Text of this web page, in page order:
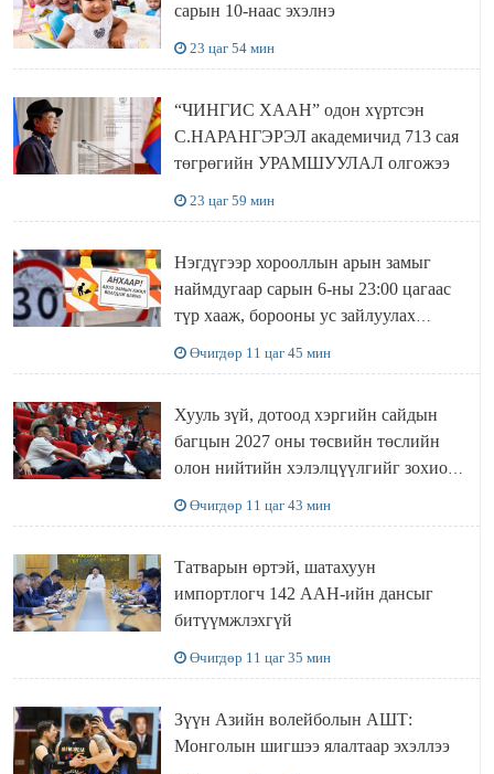
сарын 10-наас эхэлнэ
23 цаг 54 мин
“ЧИНГИС ХААН” одон хүртсэн
С.НАРАНГЭРЭЛ академичид 713 сая
төгрөгийн УРАМШУУЛАЛ олгожээ
23 цаг 59 мин
Нэгдүгээр хорооллын арын замыг
наймдугаар сарын 6-ны 23:00 цагаас
түр хааж, борооны ус зайлуулах
Өчигдөр 11 цаг 45 мин
Хууль зүй, дотоод хэргийн сайдын
багцын 2027 оны төсвийн төслийн
олон нийтийн хэлэлцүүлгийг зохион
Өчигдөр 11 цаг 43 мин
Татварын өртэй, шатахуун
импортлогч 142 ААН-ийн дансыг
битүүмжлэхгүй
Өчигдөр 11 цаг 35 мин
Зүүн Азийн волейболын АШТ:
Монголын шигшээ ялалтаар эхэллээ